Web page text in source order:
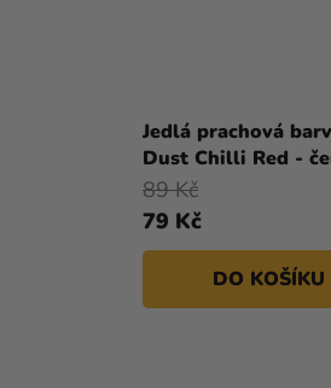
Jedlá prachová
Dust Chilli Red -
79 Kč
89 Kč
DO KOŠÍKU